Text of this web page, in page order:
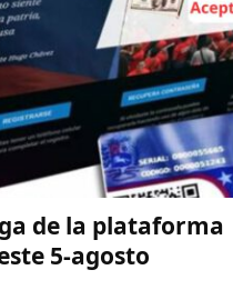
de la plataforma
5-agosto